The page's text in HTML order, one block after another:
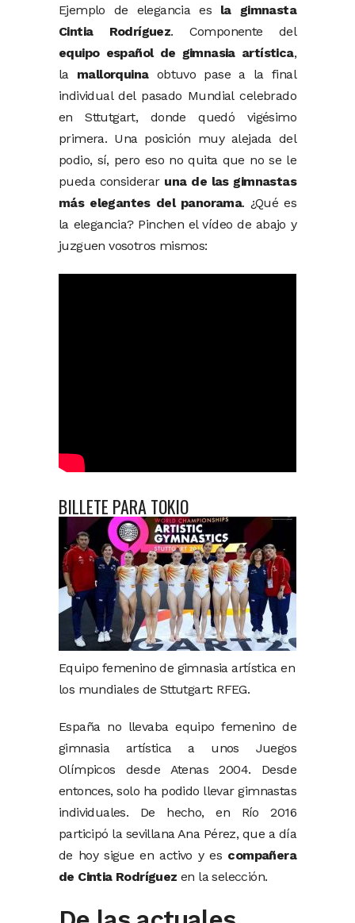
Ejemplo de elegancia es la gimnasta
Cintia Rodríguez. Componente del
equipo español de gimnasia artística,
la mallorquina obtuvo pase a la final
individual del pasado Mundial celebrado
en Sttutgart, donde quedó vigésimo
primera. Una posición muy alejada del
podio, sí, pero eso no quita que no se le
pueda considerar una de las gimnastas
más elegantes del panorama. ¿Qué es
la elegancia? Pinchen el vídeo de abajo y
juzguen vosotros mismos:
BILLETE PARA TOKIO
Equipo femenino de gimnasia artística en
los mundiales de Sttutgart: RFEG.
España no llevaba equipo femenino de
gimnasia artística a unos Juegos
Olímpicos desde Atenas 2004. Desde
entonces, solo ha podido llevar gimnastas
individuales. De hecho, en Río 2016
participó la sevillana Ana Pérez, que a día
de hoy sigue en activo y es compañera
de Cintia Rodríguez en la selección.